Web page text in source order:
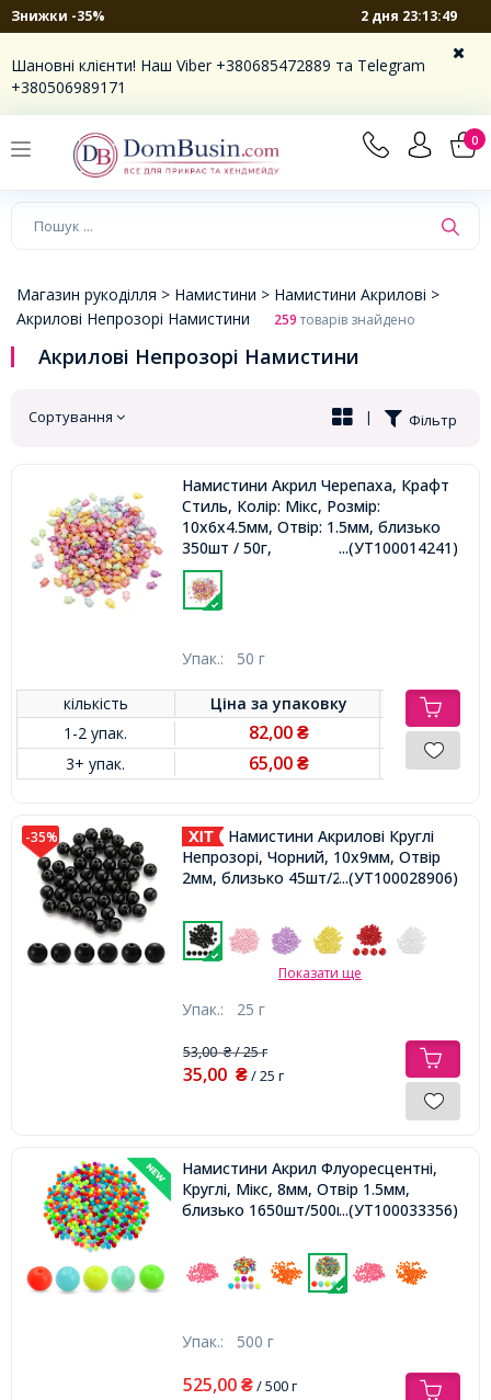
Знижки -35% 2 дня 23:13:48
Шановні клієнти! Наш Viber +380685472889 та Telegram
+380506989171
0
×
Магазин рукоділля > Намистини > Намистини Акрилові >
Акрилові Непрозорі Намистини
259товарів знайдено
Акрилові Непрозорі Намистини
Сортування Фільтр
|
Намистини Акрил Черепаха, Крафт
Стиль, Колір: Мікс, Розмір:
10x6x4.5мм, Отвір: 1.5мм, близько
350шт / 50г,
...(УТ100014241)
Упак.: 50 г
кількість Ціна заупаковку
1-2 упак.
82,00₴
3+ упак. 65,00₴
-35%
Намистини Акрилові Круглі
Непрозорі, Чорний, 10х9мм, Отвір
2мм, близько 45шт/25г,...(УТ100028906)
Показати ще
Упак.: 25 г
53,00₴/ 25 г
35,00 ₴/ 25 г
Намистини Акрил Флуоресцентні,
Круглі, Мікс, 8мм, Отвір 1.5мм,
близько 1650шт/500г,...(УТ100033356)
Упак.: 500 г
525,00 ₴/ 500 г